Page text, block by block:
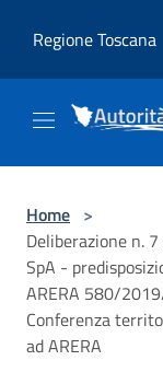
Regione Toscana
Home >
Deliberazione n.
SpA -
ARERA 580/
Conferenza
ad ARERA